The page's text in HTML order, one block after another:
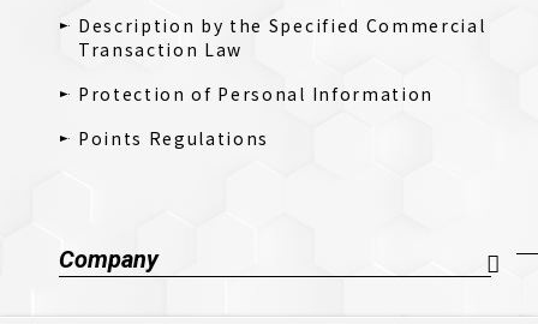
Description by the Specified Commercial
Transaction Law
Protection of Personal Information
Points Regulations
Company